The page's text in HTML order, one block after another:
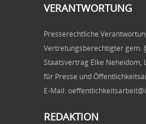
VERANTWORTUNG
Presserechtliche
Vertretungsberechtigter gem.
Staatsvertrag Elke Neheidom,
für Presse und
E-Mail:
REDAKTION